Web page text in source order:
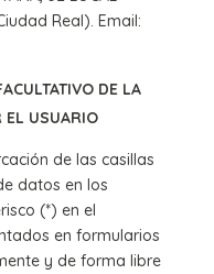
Real). Email:
DE LA
EL USUARIO
de las casillas
datos en los
(*) en el
en formularios
y de forma libre